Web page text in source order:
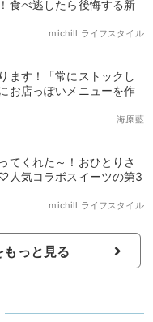
食べ逃したら後悔する新
michill ライフスタイル
ます！「常にストックし
お店っぽいメニューを作
海原藍
てくれた～！おひとりさ
人気コラボスイーツの第3
michill ライフスタイル
もっと見る